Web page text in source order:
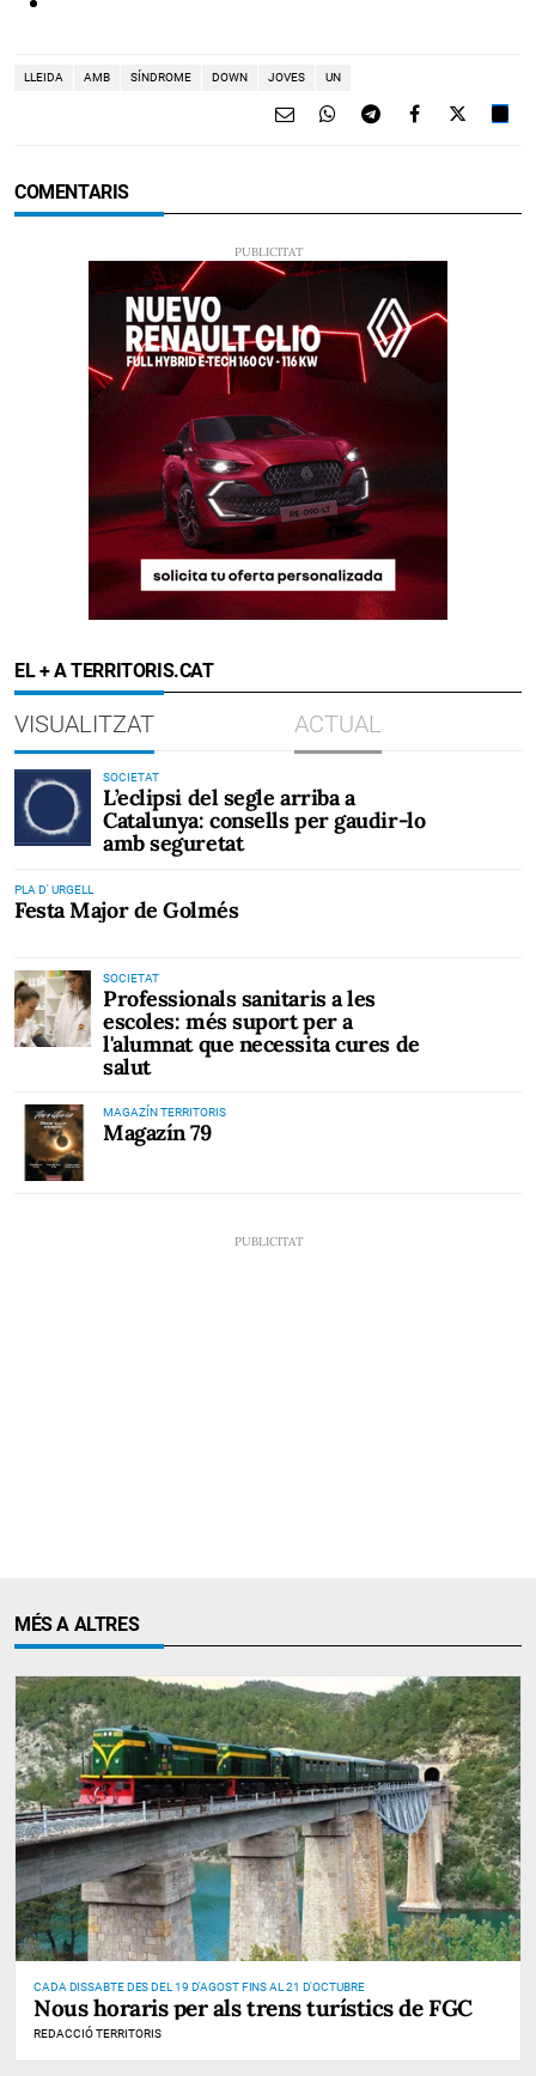
LLEIDA AMB SÍNDROME DOWN JOVES UN
COMENTARIS
EL + A TERRITORIS.CAT
VISUALITZAT ACTUAL
SOCIETAT
L’eclipsi del segle arriba a
Catalunya: consells per gaudir-lo
amb seguretat
PLA D' URGELL
Festa Major de Golmés
SOCIETAT
Professionals sanitaris a les
escoles: més suport per a
l'alumnat que necessita cures de
salut
MAGAZÍN TERRITORIS
Magazín 79
MÉS A ALTRES
CADA DISSABTE DES DEL 19 D'AGOST FINS AL 21 D'OCTUBRE
Nous horaris per als trens turístics de FGC
REDACCIÓ TERRITORIS